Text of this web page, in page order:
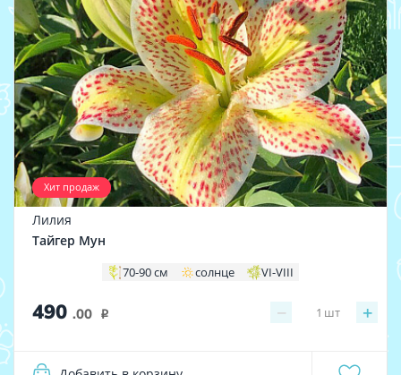
Хит продаж
Лилия
Тайгер Мун
70-90 см солнце VI-VIII
490 .00 i − +
1 шт